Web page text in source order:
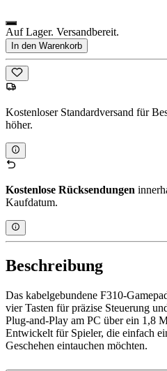
Auf Lager. Versandbereit.
In den Warenkorb
Kostenloser Standardversand für
höher.
Kostenlose Rücksendungen
Kaufdatum.
Beschreibung
Das kabelgebundene F310-
vier Tasten für präzise Steuerung
Plug-and-Play am PC über ein 1,8
Entwickelt für Spieler, die einfach
Geschehen eintauchen möchten.